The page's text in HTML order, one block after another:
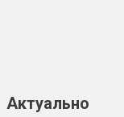
Актуально